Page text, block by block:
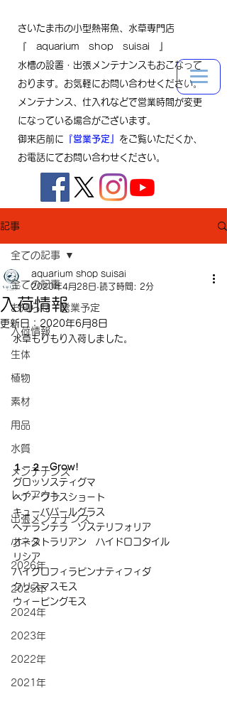
さいたま市の小型熱帯魚、水草専門店
『 aquarium shop suisai 』
水槽の設置・出張メンテナンスもおこなって
おります。お気軽にお問い合わせください。
メンテナンス、仕入れなどで営業時間が変更
になっている場合がございます。
御来店前に 『営業予定』 をご覧いただくか、
お電話にてお問い合わせください。
記事
全ての記事
お知らせ・営業予定
入荷情報
生体
植物
素材
用品
水質
メンテナンス
レイアウト
出張メンテナンス
小ネタ
2026年
2025年
2024年
2023年
2022年
2021年
全ての記事
入荷情報
aquarium shop suisai
2020年4月28日 読了時間: 2分
更新日： 2020年6月8日
水草もりもり入荷しました。
１－２－Grow!
グロッソスティグマ
ヘアーグラスショート
キューバパールグラス
ヘテランテラ　ゾステリフォリア
オーストラリアン　ハイドロコタイル
リシア
ハイグロフィラピンナティフィダ
クリスマスモス
ウィーピングモス